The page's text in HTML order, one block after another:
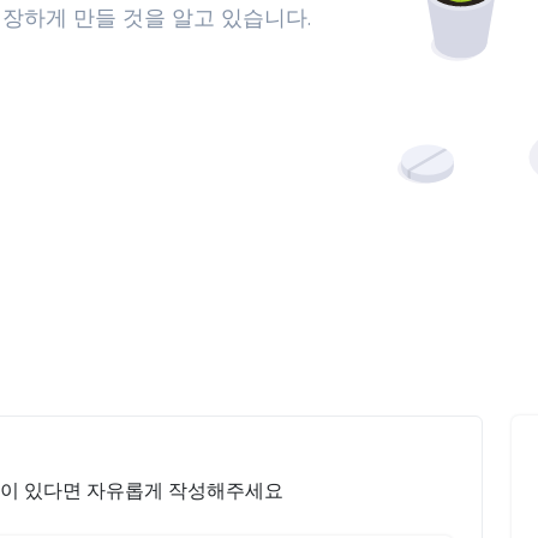
하게 만들 것을 알고 있습니다.
있다면 자유롭게 작성해주세요